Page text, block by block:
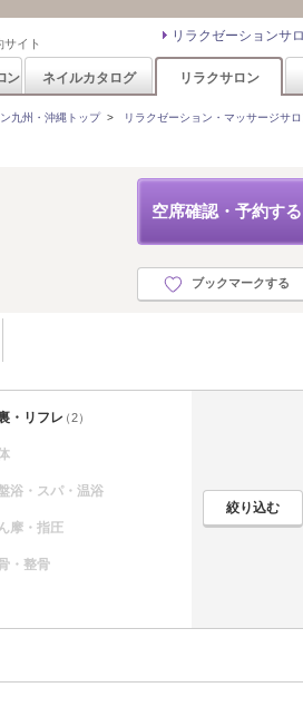
イト リラクゼーションサ
ン ネイルカタログ リラクサロン
九州・沖縄トップ> リラクゼーション・マッサージサ
空席確認・予約する
ブックマークする
・リフレ（2）
浴・スパ・温浴
摩・指圧
・整骨